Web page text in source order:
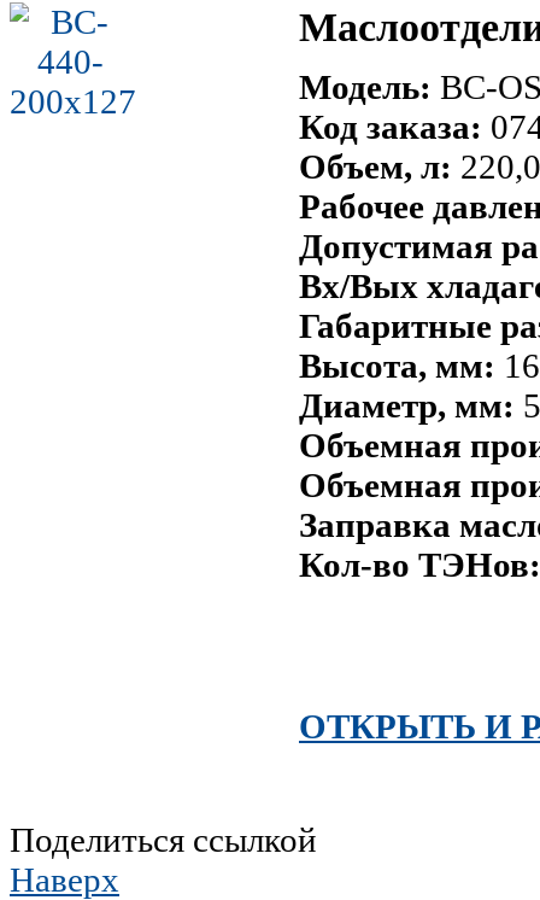
Модель: BC-
Код заказа:
Объем, л: 220,0
Рабочее
Допустимая
Вх/Вых
Габаритные
Высота, мм:
Диаметр, мм:
Объемная
Объемная
Заправка
Кол-во ТЭНов:
ОТКРЫТЬ И
Поделиться ссылкой
Наверх